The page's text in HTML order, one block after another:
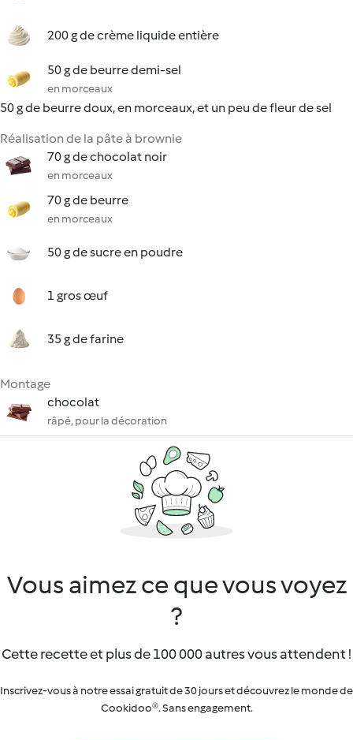
200 g de crème liquide entière
50 g de beurre demi-sel
en morceaux
50 g de beurre doux, en morceaux, et un peu de fleur de sel
Réalisation de la pâte à brownie
70 g de chocolat noir
en morceaux
70 g de beurre
en morceaux
50 g de sucre en poudre
1 gros œuf
35 g de farine
Montage
chocolat
râpé, pour la décoration
Vous aimez ce que vous voyez
?
Cette recette et plus de 100 000 autres vous attendent !
Inscrivez-vous à notre essai gratuit de 30 jours et découvrez le monde de
Cookidoo®. Sans engagement.